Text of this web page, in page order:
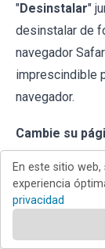
"Desinstalar"
desinstalar de
navegador
imprescindible
navegador.
Cambie su
En este sitio
experiencia
privacidad